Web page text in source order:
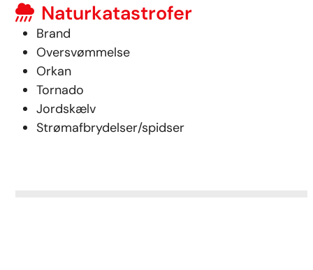
Naturkatastrofer
Brand
Oversvømmelse
Orkan
Tornado
Jordskælv
Strømafbrydelser/spidser